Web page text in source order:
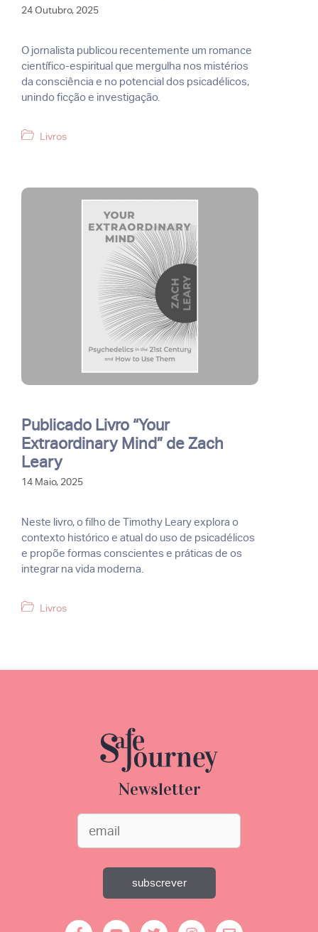
24 Outubro, 2025
O jornalista publicou recentemente um romance
científico-espiritual que mergulha nos mistérios
da consciência e no potencial dos psicadélicos,
unindo ficção e investigação.
Categorias
Livros
Publicado Livro “Your
Extraordinary Mind” de Zach
Leary
14 Maio, 2025
Neste livro, o filho de Timothy Leary explora o
contexto histórico e atual do uso de psicadélicos
e propõe formas conscientes e práticas de os
integrar na vida moderna.
Categorias
Livros
Newsletter